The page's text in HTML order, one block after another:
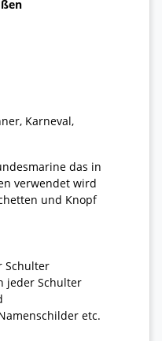
Karneval,
das in
verwendet wird
und Knopf
Schulter
jeder Schulter
etc.